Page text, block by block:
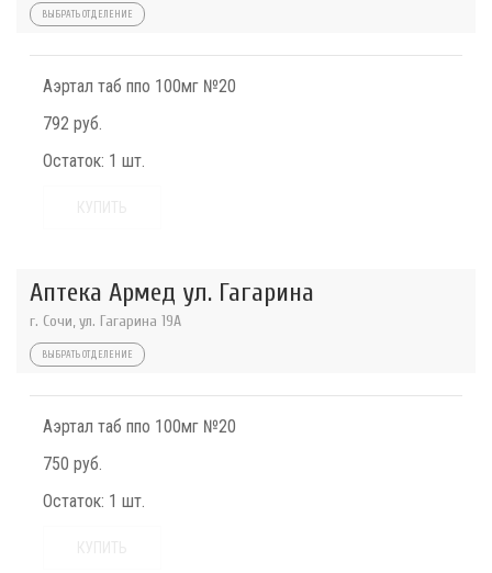
ВЫБРАТЬ ОТДЕЛЕНИЕ
Аэртал таб ппо 100мг №20
792 руб.
Остаток: 1 шт.
Аптека Армед ул. Гагарина
г. Сочи, ул. Гагарина 19А
ВЫБРАТЬ ОТДЕЛЕНИЕ
Аэртал таб ппо 100мг №20
750 руб.
Остаток: 1 шт.